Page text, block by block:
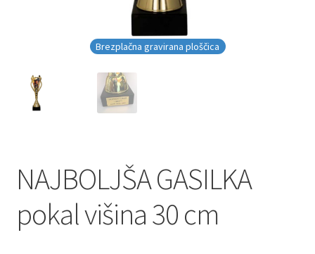
Brezplačna gravirana ploščica
NAJBOLJŠA GASILKA
pokal višina 30 cm